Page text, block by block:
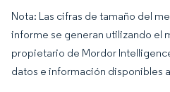
Nota: Las cifras de tamaño del
informe se generan utilizando el
propietario de Mordor
datos e información disponibles